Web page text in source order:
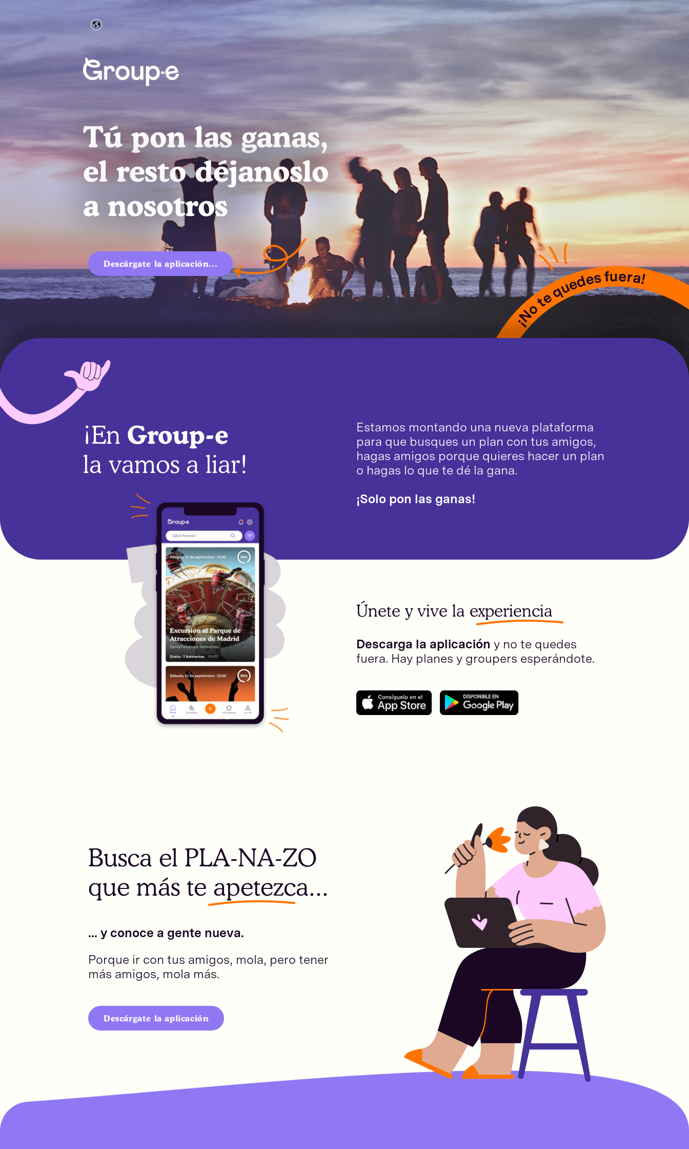
Tú pon las ganas,
el resto déjanoslo
a nosotros
Descárgate la aplicación...
¡En Group-e
la vamos a liar!
Estamos montando una nueva plataforma
para que busques un plan con tus amigos,
hagas amigos porque quieres hacer un plan
o hagas lo que te dé la gana.
¡Solo pon las ganas!
Únete y vive la experiencia
Descarga la aplicación y no te quedes
fuera. Hay planes y groupers esperándote.
Busca el PLA-NA-ZO
que más te apetezca...
... y conoce a gente nueva.
Porque ir con tus amigos, mola, pero tener
más amigos, mola más.
Descárgate la aplicación